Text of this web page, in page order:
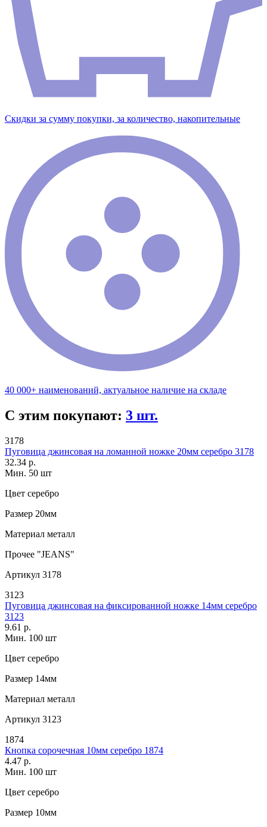
Скидки за сумму покупки, за количество, накопительные
40 000+ наименований, актуальное наличие на складе
С этим покупают: 3 шт.
3178
Пуговица джинсовая на ломанной ножке 20мм серебро 3178
32.34 р.
Мин. 50 шт
Цвет серебро
Размер 20мм
Материал металл
Прочее "JEANS"
Артикул 3178
3123
Пуговица джинсовая на фиксированной ножке 14мм серебро
3123
9.61 р.
Мин. 100 шт
Цвет серебро
Размер 14мм
Материал металл
Артикул 3123
1874
Кнопка сорочечная 10мм серебро 1874
4.47 р.
Мин. 100 шт
Цвет серебро
Размер 10мм